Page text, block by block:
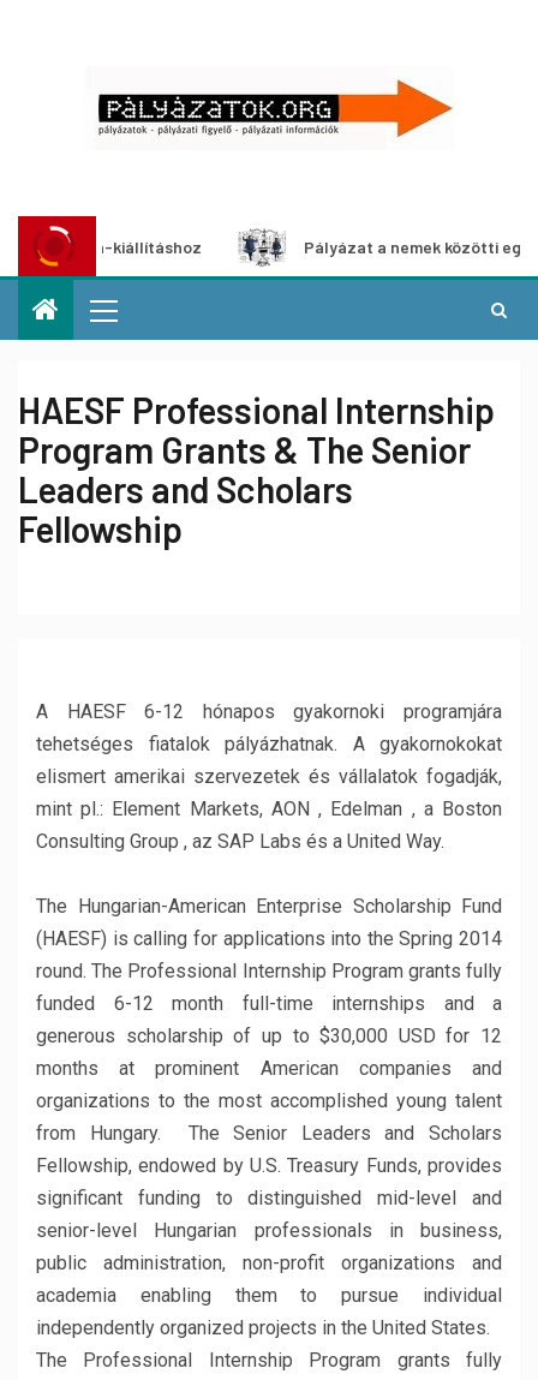
kiállításhoz Pályázat a nemek közötti
HAESF Professional Internship
Program Grants & The Senior
Leaders and Scholars
Fellowship
A HAESF 6-12 hónapos gyakornoki programjára
tehetséges fiatalok pályázhatnak. A gyakornokokat
elismert amerikai szervezetek és vállalatok fogadják,
mint pl.: Element Markets, AON , Edelman , a Boston
Consulting Group , az SAP Labs és a United Way.
The Hungarian-American Enterprise Scholarship Fund
(HAESF) is calling for applications into the Spring 2014
round. The Professional Internship Program grants fully
funded 6-12 month full-time internships and a
generous scholarship of up to $30,000 USD for 12
months at prominent American companies and
organizations to the most accomplished young talent
from Hungary. The Senior Leaders and Scholars
Fellowship, endowed by U.S. Treasury Funds, provides
significant funding to distinguished mid-level and
senior-level Hungarian professionals in business,
public administration, non-profit organizations and
academia enabling them to pursue individual
independently organized projects in the United States.
The Professional Internship Program grants fully